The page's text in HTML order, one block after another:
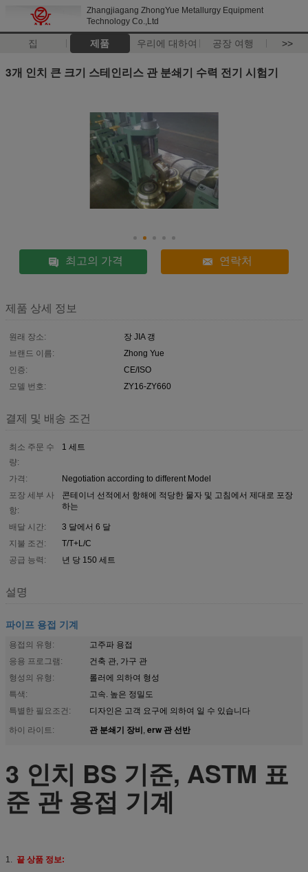
Zhangjiagang ZhongYue Metallurgy Equipment
Technology Co.,Ltd
집 제품 우리에 대하여 공장 여행 >>
3개 인치 큰 크기 스테인리스 관 분쇄기 수력 전기 시험기
최고의 가격 연락처
제품 상세 정보
원래 장소:
장 JIA 갱
브랜드 이름:
Zhong Yue
인증:
CE/ISO
모델 번호:
ZY16-ZY660
결제 및 배송 조건
최소 주문 수
량:
1 세트
가격:
Negotiation according to different Model
포장 세부 사
항:
콘테이너 선적에서 항해에 적당한 물자 및 고침에서 제대로 포장
하는
배달 시간:
3 달에서 6 달
지불 조건:
T/T+L/C
공급 능력:
년 당 150 세트
설명
파이프 용접 기계
용접의 유형:
고주파 용접
응용 프로그램:
건축 관, 가구 관
형성의 유형:
롤러에 의하여 형성
특색:
고속. 높은 정밀도
특별한 필요조건:
디자인은 고객 요구에 의하여 일 수 있습니다
하이 라이트:
관 분쇄기 장비, erw 관 선반
3 인치 BS 기준, ASTM 표
준 관 용접 기계
1. 끝 상품 정보: